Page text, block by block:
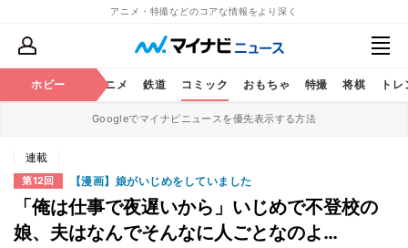
アニメ・特撮などのコアな情報をより深く
ホビー アニメ 鉄道 コミック おもちゃ 特撮 将棋 ト
Googleでマイナビニュースを優先表示する方法
連載
第12回 【漫画】娘がいじめをしていました
「俺は仕事で夜遅いから」いじめで不登校の
娘、夫はなんでそんなに人ごとなのよ…